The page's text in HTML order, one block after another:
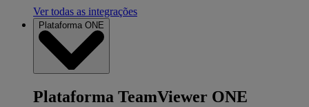
Ver todas as integrações
Plataforma ONE
Plataforma TeamViewer ONE